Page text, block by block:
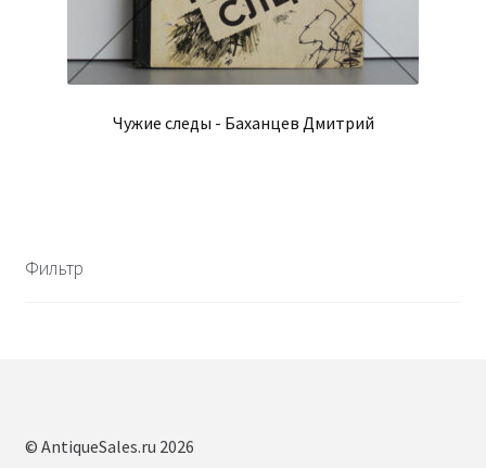
Чужие следы - Баханцев Дмитрий
Фильтр
© AntiqueSales.ru 2026